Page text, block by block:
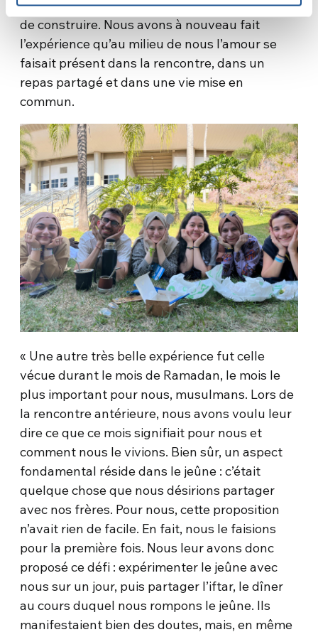
confiance dans le lien que nous étions en train
de construire. Nous avons à nouveau fait
l’expérience qu’au milieu de nous l’amour se
faisait présent dans la rencontre, dans un
repas partagé et dans une vie mise en
commun.
« Une autre très belle expérience fut celle
vécue durant le mois de Ramadan, le mois le
plus important pour nous, musulmans. Lors de
la rencontre antérieure, nous avons voulu leur
dire ce que ce mois signifiait pour nous et
comment nous le vivions. Bien sûr, un aspect
fondamental réside dans le jeûne : c’était
quelque chose que nous désirions partager
avec nos frères. Pour nous, cette proposition
n’avait rien de facile. En fait, nous le faisions
pour la première fois. Nous leur avons donc
proposé ce défi : expérimenter le jeûne avec
nous sur un jour, puis partager l’iftar, le dîner
au cours duquel nous rompons le jeûne. Ils
manifestaient bien des doutes, mais, en même